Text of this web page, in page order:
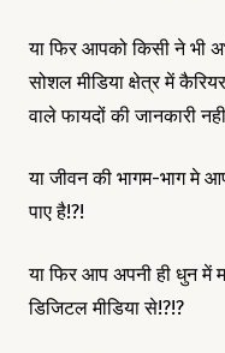
या फिर आपको किसी ने भी
सोशल मीडिया क्षेत्र में
वाले फायदों की जानकारी
या जीवन की भागम-भाग मे
पाए है!?!
या फिर आप अपनी ही धुन
डिजिटल मीडिया से!?!?